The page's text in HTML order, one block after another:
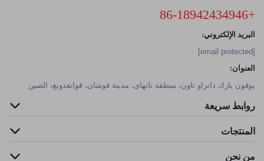
+86-18942434946
البريد الإلكتروني:
[email protected]
العنوان:
يوفون بارك دانزاو تاون، منطقة نانهاى، مدينة فوشان، قوانغدونغ، الصين
روابط سريعة
المنتجات
من نحن